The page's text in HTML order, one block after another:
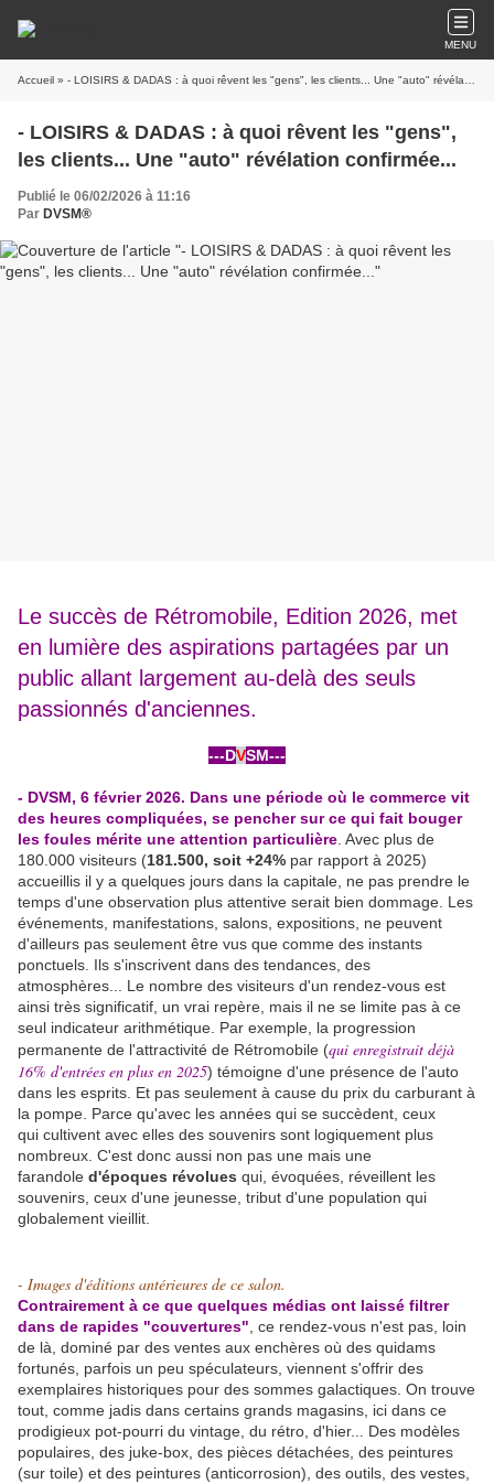
MENU
Accueil » - LOISIRS & DADAS : à quoi rêvent les "gens", les clients... Une "auto" révélation confirmée...
- LOISIRS & DADAS : à quoi rêvent les "gens",
les clients... Une "auto" révélation confirmée...
Publié le 06/02/2026 à 11:16
Par DVSM®
Le succès de Rétromobile, Edition 2026, met
en lumière des aspirations partagées par un
public allant largement au-delà des seuls
passionnés d'anciennes.
---DVSM---
- DVSM, 6 février 2026. Dans une période où le commerce vit
des heures compliquées, se pencher sur ce qui fait bouger
les foules mérite une attention particulière . Avec plus de
180.000 visiteurs (181.500, soit +24% par rapport à 2025)
accueillis il y a quelques jours dans la capitale, ne pas prendre le
temps d'une observation plus attentive serait bien dommage. Les
événements, manifestations, salons, expositions, ne peuvent
d'ailleurs pas seulement être vus que comme des instants
ponctuels. Ils s'inscrivent dans des tendances, des
atmosphères... Le nombre des visiteurs d'un rendez-vous est
ainsi très significatif, un vrai repère, mais il ne se limite pas à ce
seul indicateur arithmétique. Par exemple, la progression
permanente de l'attractivité de Rétromobile (qui enregistrait déjà
16% d'entrées en plus en 2025) témoigne d'une présence de l'auto
dans les esprits. Et pas seulement à cause du prix du carburant à
la pompe. Parce qu'avec les années qui se succèdent, ceux
qui cultivent avec elles des souvenirs sont logiquement plus
nombreux. C'est donc aussi non pas une mais une
farandole d'époques révolues qui, évoquées, réveillent les
souvenirs, ceux d'une jeunesse, tribut d'une population qui
globalement vieillit.
- Images d'éditions antérieures de ce salon.
Contrairement à ce que quelques médias ont laissé filtrer
dans de rapides "couvertures" , ce rendez-vous n'est pas, loin
de là, dominé par des ventes aux enchères où des quidams
fortunés, parfois un peu spéculateurs, viennent s'offrir des
exemplaires historiques pour des sommes galactiques. On trouve
tout, comme jadis dans certains grands magasins, ici dans ce
prodigieux pot-pourri du vintage, du rétro, d'hier... Des modèles
populaires, des juke-box, des pièces détachées, des peintures
(sur toile) et des peintures (anticorrosion), des outils, des vestes,